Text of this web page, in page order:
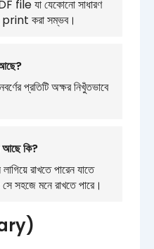
file যা যেকোনো সাধারণ
print করা সম্ভব।
প্রতিটি অক্ষর নিখুঁতভাবে
আছে কি?
রাখতে পারেন যাতে
সে সহজে মনে রাখতে পারে।